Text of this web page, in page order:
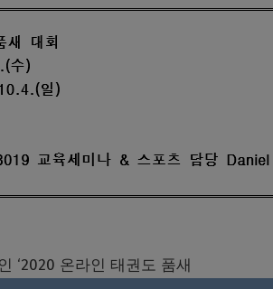
‘2020 온라인 태권도 품새